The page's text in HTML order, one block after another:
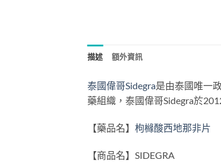
描述 額外資訊
泰國偉哥Sidegra是由泰國唯一
藥組織，泰國偉哥Sidegra於
【藥品名】 枸櫞酸西地那非片
【商品名】SIDEGRA